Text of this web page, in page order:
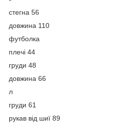
стегна 56
довжина 110
футболка
плечі 44
груди 48
довжина 66
л
груди 61
рукав від шиї 89